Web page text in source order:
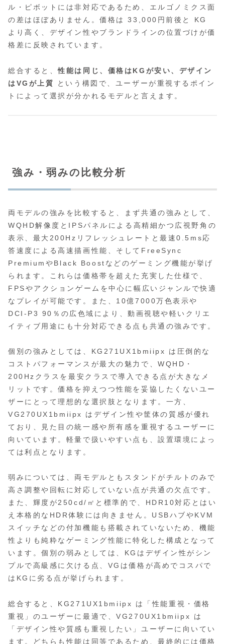
ル・ピボットには非対応であるため、エルゴノミクス面
の差はほぼありません。価格は 33,000円前後と KG
より高く、デザイン性やブランドラインの位置づけが価
格差に反映されています。
総合すると、性能は同じ、価格はKGが安い、デザイン
はVGが上質
という構図で、ユーザーが重視するポイン
トによって選択が分かれるモデルと言えます。
強み・弱みの比較分析
両モデルの強みを比較すると、まず共通の強みとして、
WQHD解像度とIPSパネルによる高精細かつ広視野角の
表示、最大200Hzリフレッシュレートと最速0.5ms応
答速度による高速描画性能、そしてFreeSync
PremiumやBlack Boostなどのゲーミング機能が挙げ
られます。これらは価格帯を超えた充実した仕様で、
FPSやアクションゲームを中心に幅広いジャンルで快適
なプレイが可能です。また、10億7000万色表示や
DCI-P3 90％の広色域により、動画視聴や軽いクリエ
イティブ用途にも十分対応できる点も共通の強みです。
個別の強みとしては、KG271UX1bmiipx は圧倒的な
コストパフォーマンスが最大の魅力で、WQHD・
200Hzクラスを最安クラスで導入できる点が大きなメ
リットです。価格を抑えつつ性能を妥協したくないユー
ザーにとって理想的な選択肢となります。一方、
VG270UX1bmiipx はデザイン性や筐体の質感が優れ
ており、見た目の統一感や所有感を重視するユーザーに
向いています。軽量で扱いやすい点も、設置環境によっ
ては利点となります。
弱みについては、両モデルともスタンドがチルトのみで
高さ調整や回転に対応していない点が共通の欠点です。
また、輝度が250cd/㎡と標準的で、HDR10対応とはい
え本格的なHDR体験には向きません。USBハブやKVM
スイッチなどの付加機能も搭載されていないため、機能
性よりも純粋なゲーミング性能に特化した構成となって
います。個別の弱みとしては、KGはデザイン性がシン
プルで高級感に欠ける点、VGは価格が高めでコスパで
はKGに劣る点が挙げられます。
総合すると、KG271UX1bmiipx は「性能重視・価格
重視」のユーザーに最適で、VG270UX1bmiipx は
「デザイン性や質感も重視したい」ユーザーに向いてい
ます。どちらも性能は同等であるため、最終的には価格